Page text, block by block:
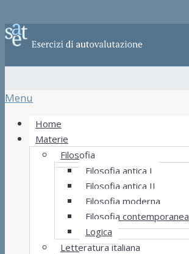
Menu
Home
Materie
Filosofia
Filosofia antica I
Filosofia antica II
Filosofia moderna
Filosofia contemporanea
Logica
Letteratura italiana